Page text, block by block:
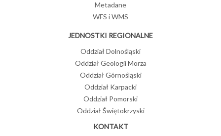
Metadane
WFS i WMS
JEDNOSTKI REGIONALNE
Oddział Dolnośląski
Oddział Geologii Morza
Oddział Górnośląski
Oddział Karpacki
Oddział Pomorski
Oddział Świętokrzyski
KONTAKT